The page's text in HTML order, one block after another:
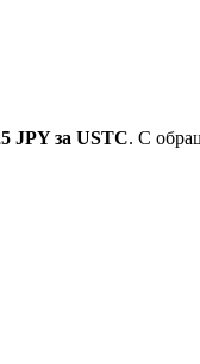
JPY за USTC. С